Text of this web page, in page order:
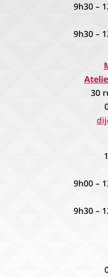
9h30 –
9h30 –
30
9h00 –
9h30 –